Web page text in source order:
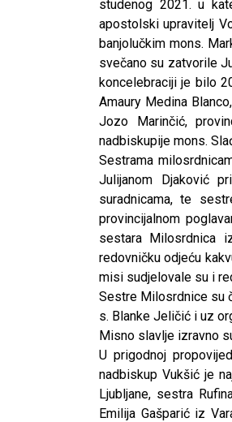
studenog 2021. u
apostolski upravitelj
banjolučkim mons.
svečano su zatvorile
koncelebraciji je bilo
Amaury Medina
Jozo Marinčić,
nadbiskupije mons.
Sestrama
Julijanom Djaković
suradnicama, te
provincijalnom
sestara Milosrdnica
redovničku odjeću
misi sudjelovale su i
Sestre Milosrdnice su
s. Blanke Jeličić i uz
Misno slavlje izravno
U prigodnoj
nadbiskup Vukšić je
Ljubljane, sestra
Emilija Gašparić iz